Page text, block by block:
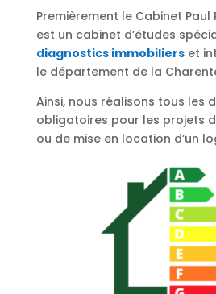
Premièrement le Cabinet Paul
est un cabinet d’études
diagnostics immobilierset
le département de la
Ainsi, nous réalisons tous les
obligatoires pour les projets
ou de mise en location d’un